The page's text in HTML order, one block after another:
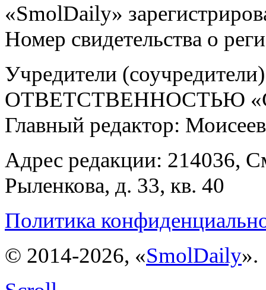
«SmolDaily»
Номер свидетельства о
Учредители
ОТВЕТСТВЕННОСТЬЮ
Главный редактор:
Адрес редакции: 214036,
Рыленкова, д. 33, кв. 40
Политика
© 2014-2026, «SmolDaily».